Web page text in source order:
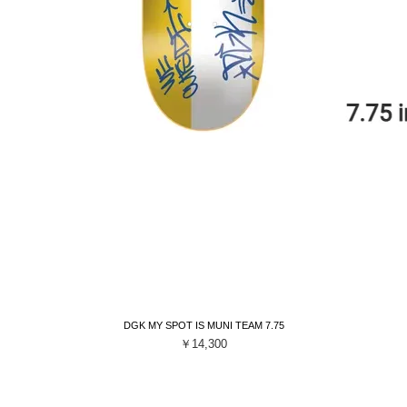
クイックビュー
DGK MY SPOT IS MUNI TEAM 7.75
価格
￥14,300